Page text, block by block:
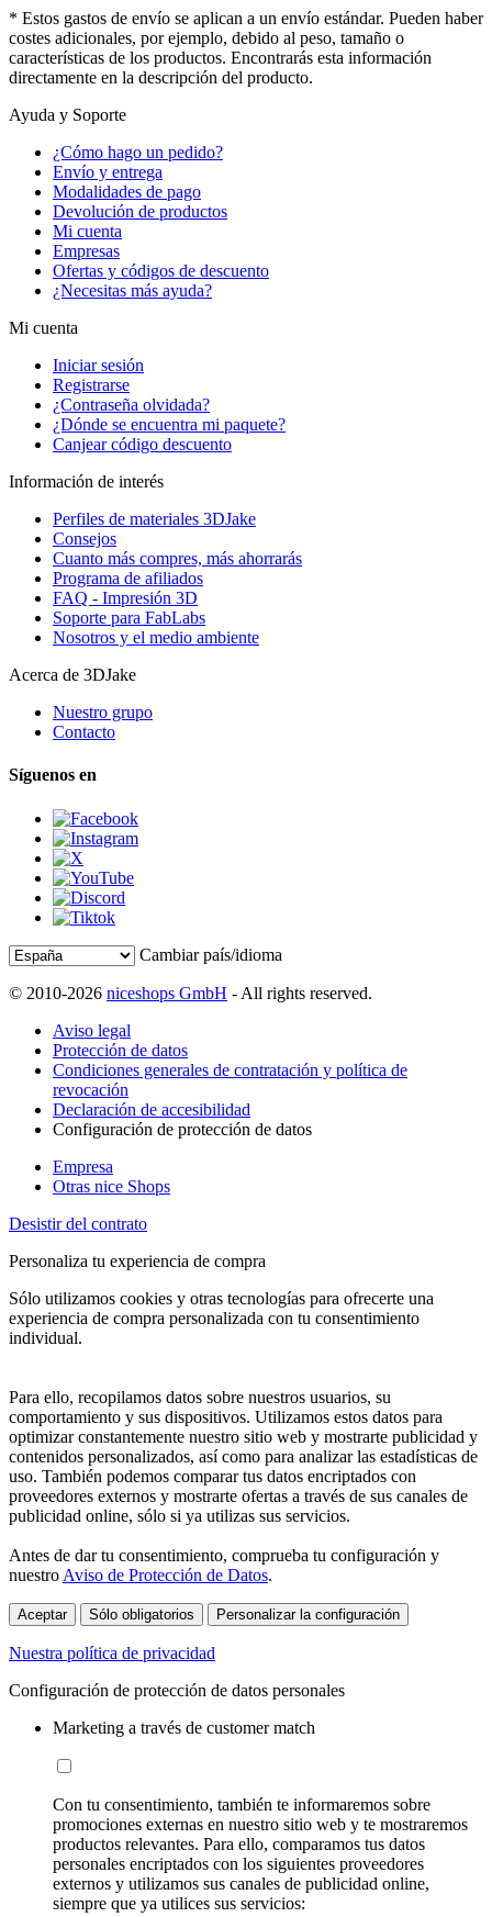
* Estos gastos de envío se aplican a un envío estándar. Pueden haber
costes adicionales, por ejemplo, debido al peso, tamaño o
características de los productos. Encontrarás esta información
directamente en la descripción del producto.
Ayuda y Soporte
¿Cómo hago un pedido?
Envío y entrega
Modalidades de pago
Devolución de productos
Mi cuenta
Empresas
Ofertas y códigos de descuento
¿Necesitas más ayuda?
Mi cuenta
Iniciar sesión
Registrarse
¿Contraseña olvidada?
¿Dónde se encuentra mi paquete?
Canjear código descuento
Información de interés
Perfiles de materiales 3DJake
Consejos
Cuanto más compres, más ahorrarás
Programa de afiliados
FAQ - Impresión 3D
Soporte para FabLabs
Nosotros y el medio ambiente
Acerca de 3DJake
Nuestro grupo
Contacto
Síguenos en
Cambiar país/idioma
© 2010-2026 niceshops GmbH - All rights reserved.
Aviso legal
Protección de datos
Condiciones generales de contratación y política de
revocación
Declaración de accesibilidad
Configuración de protección de datos
Empresa
Otras nice Shops
Desistir del contrato
Personaliza tu experiencia de compra
Sólo utilizamos cookies y otras tecnologías para ofrecerte una
experiencia de compra personalizada con tu consentimiento
individual.
Para ello, recopilamos datos sobre nuestros usuarios, su
comportamiento y sus dispositivos. Utilizamos estos datos para
optimizar constantemente nuestro sitio web y mostrarte publicidad y
contenidos personalizados, así como para analizar las estadísticas de
uso. También podemos comparar tus datos encriptados con
proveedores externos y mostrarte ofertas a través de sus canales de
publicidad online, sólo si ya utilizas sus servicios.
Antes de dar tu consentimiento, comprueba tu configuración y
nuestro Aviso de Protección de Datos.
Aceptar Sólo obligatorios Personalizar la configuración
Nuestra política de privacidad
Configuración de protección de datos personales
Marketing a través de customer match
Con tu consentimiento, también te informaremos sobre
promociones externas en nuestro sitio web y te mostraremos
productos relevantes. Para ello, comparamos tus datos
personales encriptados con los siguientes proveedores
externos y utilizamos sus canales de publicidad online,
siempre que ya utilices sus servicios: